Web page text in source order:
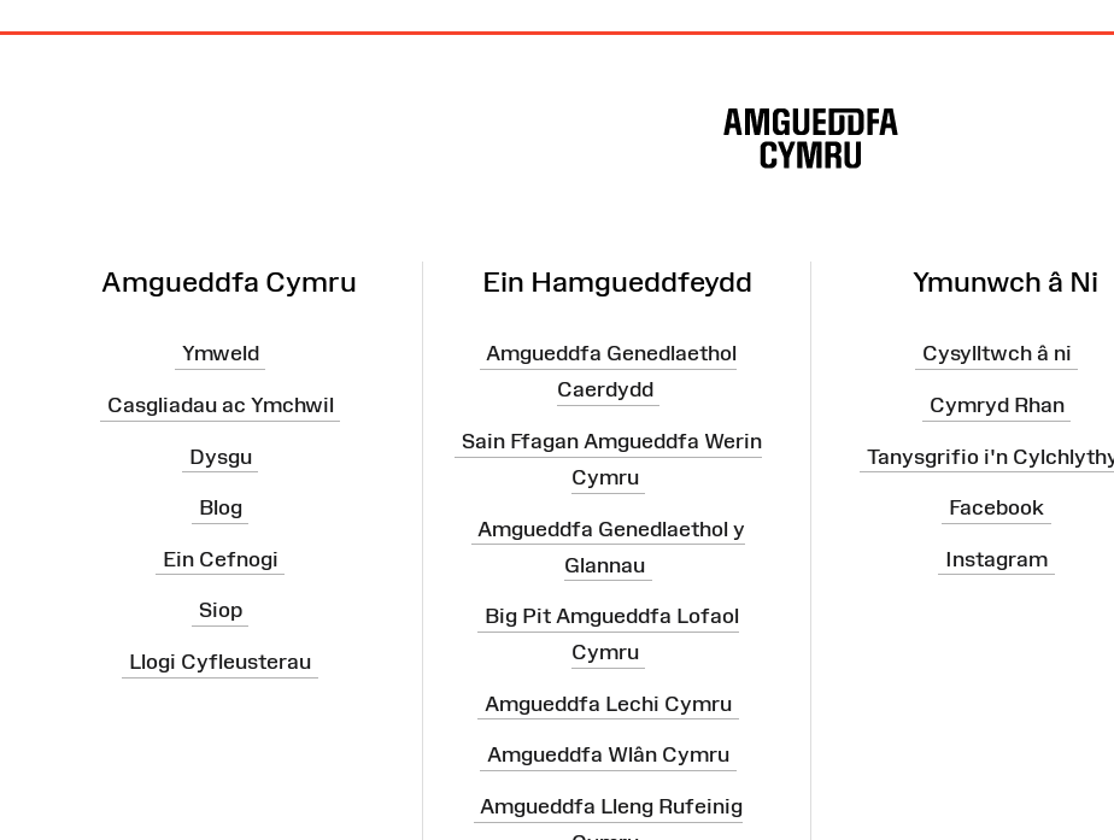
Amgueddfa Cymru
Ymweld
Casgliadau ac Ymchwil
Dysgu
Blog
Ein Cefnogi
Siop
Llogi Cyfleusterau
Ein Hamgueddfeydd
Amgueddfa Genedlaethol
Caerdydd
Sain Ffagan Amgueddfa Werin
Cymru
Amgueddfa Genedlaethol y
Glannau
Big Pit Amgueddfa Lofaol
Cymru
Amgueddfa Lechi Cymru
Amgueddfa Wlân Cymru
Amgueddfa Lleng Rufeinig
Ymunwch â Ni
Cysylltwch â ni
Cymryd Rhan
Tanysgrifio i'n
Facebook
Instagram